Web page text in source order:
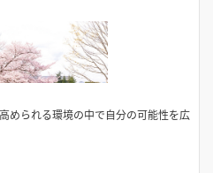
められる環境の中で自分の可能性を広